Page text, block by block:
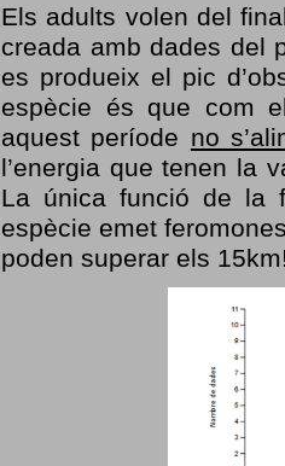
Els adults volen del
creada amb dades del
es produeix el pic
espècie és que com
aquest període no
l’energia que tenen la
La única funció de la
espècie emet
poden superar els